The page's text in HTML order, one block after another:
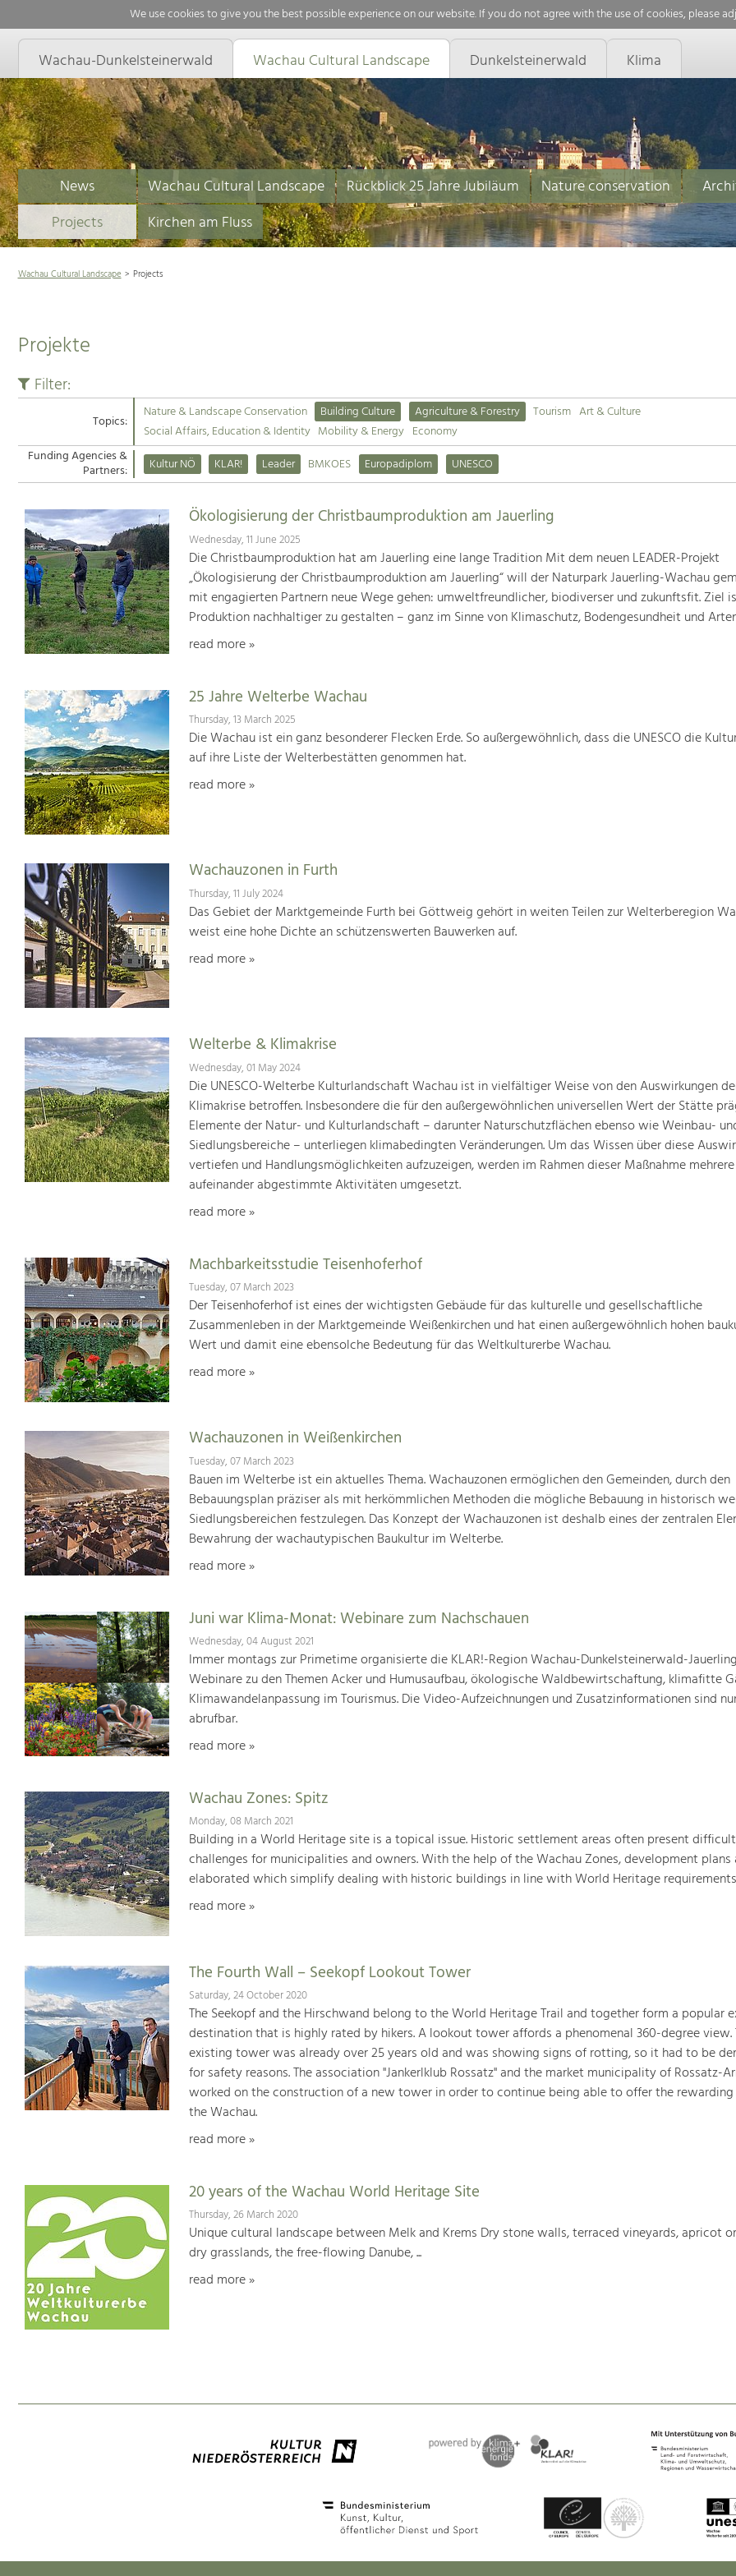
We use cookies to give you the best possible experience on our website. If you do not agree with the use of cookies, please
Wachau-Dunkelsteinerwald Wachau Cultural Landscape Dunkelsteinerwald Klima
News Wachau Cultural Landscape Rückblick 25 Jahre Jubiläum Nature conservation
Projects
Kirchen am Fluss
Wachau Cultural Landscape Projects
Projekte
Filter:
Topics: Nature & Landscape Conservation Building Culture Agriculture & Forestry Tourism Art & Culture
Social Affairs, Education & Identity Mobility & Energy Economy
Funding Agencies &
Partners: Kultur NÖ KLAR! Leader BMKOES Europadiplom UNESCO
Ökologisierung der Christbaumproduktion am Jauerling
Wednesday, 11 June 2025
Die Christbaumproduktion hat am Jauerling eine lange Tradition Mit dem neuen LEADER-Projekt
„Ökologisierung der Christbaumproduktion am Jauerling“ will der Naturpark Jauerling-Wachau
mit engagierten Partnern neue Wege gehen: umweltfreundlicher, biodiverser und zukunftsfit. Ziel
Produktion nachhaltiger zu gestalten – ganz im Sinne von Klimaschutz, Bodengesundheit und
read more »
25 Jahre Welterbe Wachau
Thursday, 13 March 2025
Die Wachau ist ein ganz besonderer Flecken Erde. So außergewöhnlich, dass die UNESCO die
auf ihre Liste der Welterbestätten genommen hat.
read more »
Wachauzonen in Furth
Thursday, 11 July 2024
Das Gebiet der Marktgemeinde Furth bei Göttweig gehört in weiten Teilen zur Welterberegion
weist eine hohe Dichte an schützenswerten Bauwerken auf.
read more »
Welterbe & Klimakrise
Wednesday, 01 May 2024
Die UNESCO-Welterbe Kulturlandschaft Wachau ist in vielfältiger Weise von den Auswirkungen
Klimakrise betroffen. Insbesondere die für den außergewöhnlichen universellen Wert der Stätte
Elemente der Natur- und Kulturlandschaft – darunter Naturschutzflächen ebenso wie Weinbau-
Siedlungsbereiche – unterliegen klimabedingten Veränderungen. Um das Wissen über diese
vertiefen und Handlungsmöglichkeiten aufzuzeigen, werden im Rahmen dieser Maßnahme mehrere
aufeinander abgestimmte Aktivitäten umgesetzt.
read more »
Machbarkeitsstudie Teisenhoferhof
Tuesday, 07 March 2023
Der Teisenhoferhof ist eines der wichtigsten Gebäude für das kulturelle und gesellschaftliche
Zusammenleben in der Marktgemeinde Weißenkirchen und hat einen außergewöhnlich hohen
Wert und damit eine ebensolche Bedeutung für das Weltkulturerbe Wachau.
read more »
Wachauzonen in Weißenkirchen
Tuesday, 07 March 2023
Bauen im Welterbe ist ein aktuelles Thema. Wachauzonen ermöglichen den Gemeinden, durch den
Bebauungsplan präziser als mit herkömmlichen Methoden die mögliche Bebauung in historisch
Siedlungsbereichen festzulegen. Das Konzept der Wachauzonen ist deshalb eines der zentralen
Bewahrung der wachautypischen Baukultur im Welterbe.
read more »
Juni war Klima-Monat: Webinare zum Nachschauen
Wednesday, 04 August 2021
Immer montags zur Primetime organisierte die KLAR!-Region Wachau-Dunkelsteinerwald-
Webinare zu den Themen Acker und Humusaufbau, ökologische Waldbewirtschaftung, klimafitte
Klimawandelanpassung im Tourismus. Die Video-Aufzeichnungen und Zusatzinformationen sind
abrufbar.
read more »
Wachau Zones: Spitz
Monday, 08 March 2021
Building in a World Heritage site is a topical issue. Historic settlement areas often present difficult
challenges for municipalities and owners. With the help of the Wachau Zones, development plans
elaborated which simplify dealing with historic buildings in line with World Heritage
read more »
The Fourth Wall – Seekopf Lookout Tower
Saturday, 24 October 2020
The Seekopf and the Hirschwand belong to the World Heritage Trail and together form a popular
destination that is highly rated by hikers. A lookout tower affords a phenomenal 360-degree view.
existing tower was already over 25 years old and was showing signs of rotting, so it had to be
for safety reasons. The association "Jankerlklub Rossatz" and the market municipality of Rossatz-
worked on the construction of a new tower in order to continue being able to offer the
the Wachau.
read more »
20 years of the Wachau World Heritage Site
Thursday, 26 March 2020
Unique cultural landscape between Melk and Krems Dry stone walls, terraced vineyards, apricot
dry grasslands, the free-flowing Danube, ...
read more »